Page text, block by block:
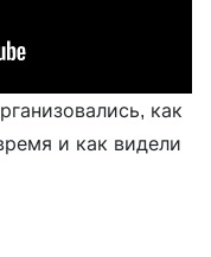
как
и как видели